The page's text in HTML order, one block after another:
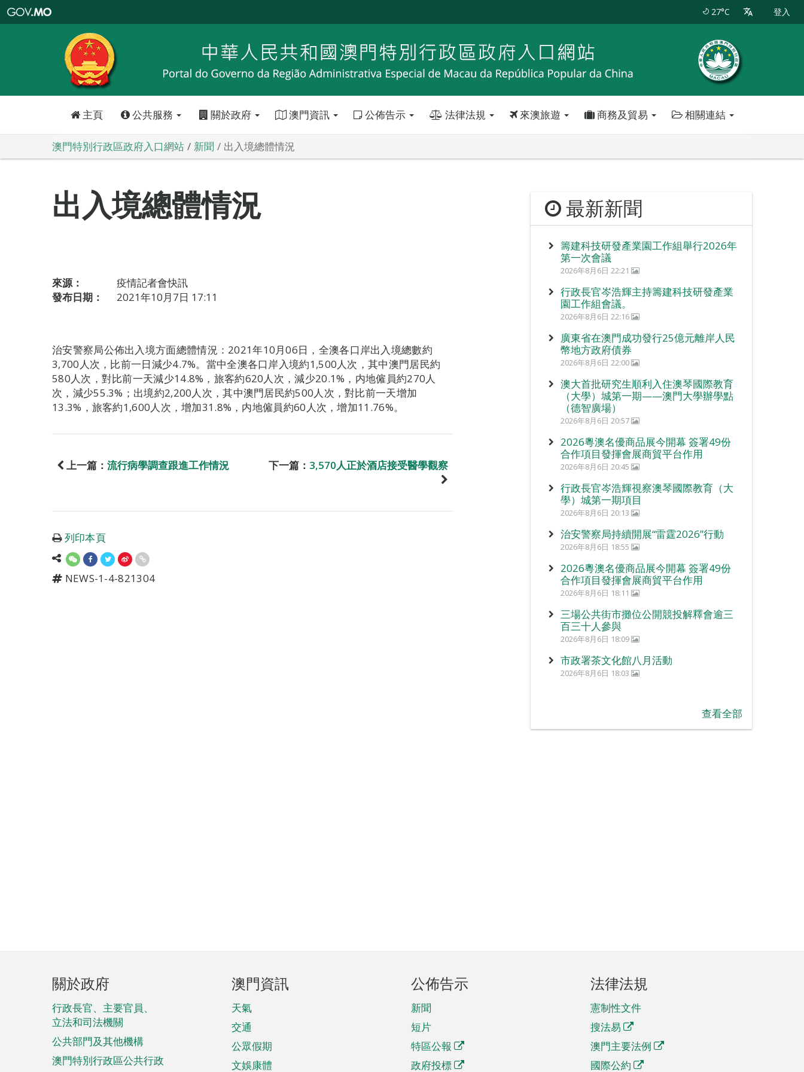
特
政
區
政
口
27°C 登入
主頁 公共服務 關於政府 澳門資訊 公佈告示 法律法規 來澳旅遊 商務及貿易 相關連結
澳門特別行政區政府入口網站 新聞 出入境總體情況
出入境總體情況
來源：
疫情記者會快訊
發布日期：
2021年10月7日 17:11
治安警察局公佈出入境方面總體情況：2021年10月06日，全澳各口岸出入境總數約
3,700人次，比前一日減少4.7%。當中全澳各口岸入境約1,500人次，其中澳門居民約
580人次，對比前一天減少14.8%，旅客約620人次，減少20.1%，内地僱員約270人
次，減少55.3%；出境約2,200人次，其中澳門居民約500人次，對比前一天增加
13.3%，旅客約1,600人次，增加31.8%，内地僱員約60人次，增加11.76%。
上一篇： 流行病學調查跟進工作情況 下一篇： 3,570人正於酒店接受醫學觀察
列印本頁
NEWS-1-4-821304
最新新聞
籌建科技研發產業園工作組舉行2026年
第一次會議
2026年8月6日 22:21
行政長官岑浩輝主持籌建科技研發產業
園工作組會議。
2026年8月6日 22:16
廣東省在澳門成功發行25億元離岸人民
幣地方政府債券
2026年8月6日 22:00
澳大首批研究生順利入住澳琴國際教育
（大學）城第一期——澳門大學辦學點
（德智廣場）
2026年8月6日 20:57
2026粵澳名優商品展今開幕 簽署49份
合作項目發揮會展商貿平台作用
2026年8月6日 20:45
行政長官岑浩輝視察澳琴國際教育（大
學）城第一期項目
2026年8月6日 20:13
治安警察局持續開展“雷霆2026”行動
2026年8月6日 18:55
2026粵澳名優商品展今開幕 簽署49份
合作項目發揮會展商貿平台作用
2026年8月6日 18:11
三場公共街市攤位公開競投解釋會逾三
百三十人參與
2026年8月6日 18:09
市政署茶文化館八月活動
2026年8月6日 18:03
查看全部
頁
腳
菜
單
關於政府
行政長官、主要官員、
立法和司法機關
公共部門及其他機構
澳門特別行政區公共行政
澳門資訊
天氣
交通
公眾假期
文娛康體
公佈告示
新聞
短片
特區公報
政府投標
法律法規
憲制性文件
搜法易
澳門主要法例
國際公約